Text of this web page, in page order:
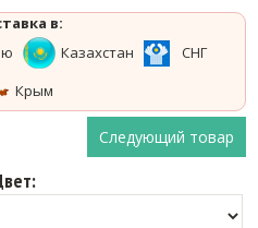
в:
Казахстан
СНГ
Крым
Следующий товар